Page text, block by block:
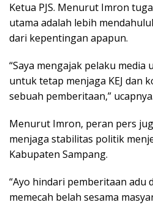
Ketua PJS. Menurut Imron
utama adalah lebih
dari kepentingan apapun.
“Saya mengajak pelaku media
untuk tetap menjaga KEJ dan
sebuah pemberitaan,” ucapnya.
Menurut Imron, peran pers
menjaga stabilitas politik
Kabupaten Sampang.
“Ayo hindari pemberitaan adu
memecah belah sesama